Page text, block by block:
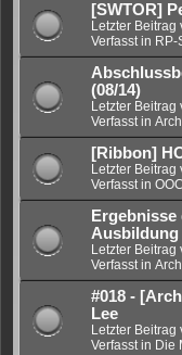
[SWTOR]
Letzter Beitrag
Verfasst in RP-
(08/14)
Letzter Beitrag
Verfasst in
[Ribbon]
Letzter Beitrag
Verfasst in
Ausbildung
Letzter Beitrag
Verfasst in
#018 -
Lee
Letzter Beitrag
Verfasst in Die